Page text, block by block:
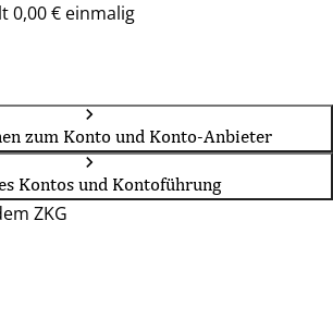
0,00 € einmalig
zum Konto und Konto-Anbieter
Kontos und Kontoführung
ZKG